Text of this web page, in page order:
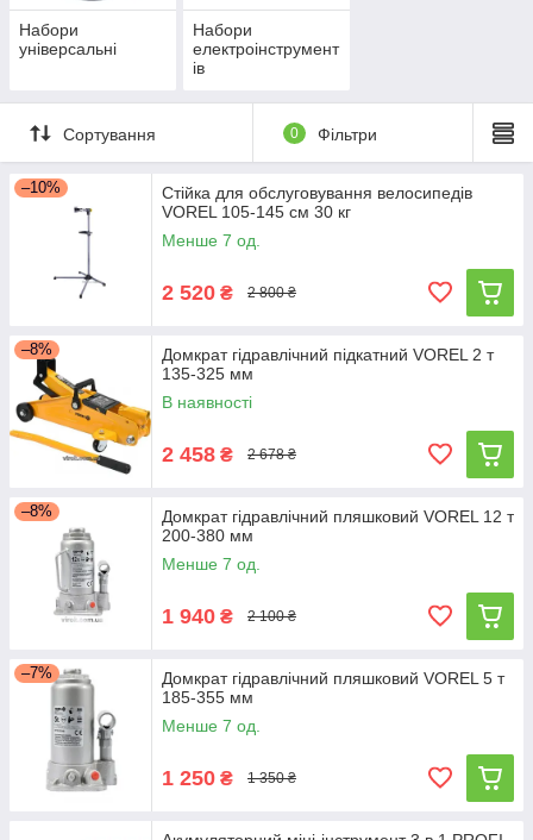
Набори
універсальні
Набори
електроінструмент
ів
Сортування 0 Фільтри
–10%
Стійка для обслуговування велосипедів
VOREL 105-145 см 30 кг
Менше 7 од.
2 520 ₴ 2 800 ₴
–8%
Домкрат гідравлічний підкатний VOREL 2 т
135-325 мм
В наявності
2 458 ₴ 2 678 ₴
–8%
Домкрат гідравлічний пляшковий VOREL 12 т
200-380 мм
Менше 7 од.
1 940 ₴ 2 100 ₴
–7%
Домкрат гідравлічний пляшковий VOREL 5 т
185-355 мм
Менше 7 од.
1 250 ₴ 1 350 ₴